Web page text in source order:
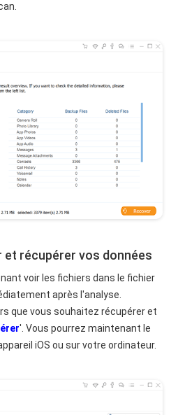
et récupérer vos données
voir les fichiers dans le fichier
après l'analyse.
que vous souhaitez récupérer et
'. Vous pourrez maintenant le
iOS ou sur votre ordinateur.